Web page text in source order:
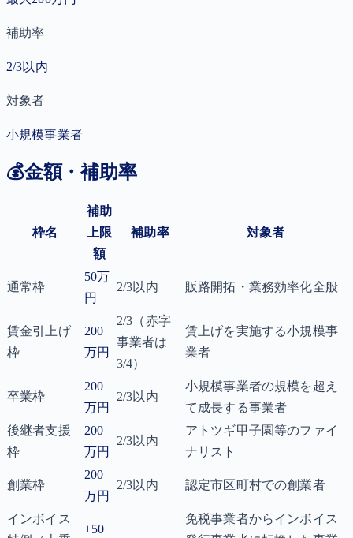
補助率
2/3以内
対象者
小規模事業者
💰金額・補助率
枠名
補助
上限
額
補助率 対象者
通常枠
50万
円
2/3以内 販路開拓・業務効率化全般
賃金引上げ
枠
200
万円
2/3（赤字
事業者は
3/4）
賃上げを実施する小規模事
業者
卒業枠
200
万円
2/3以内
小規模事業者の規模を超え
て成長する事業者
後継者支援
枠
200
万円
2/3以内
アトツギ甲子園等のファイ
ナリスト
創業枠
200
万円
2/3以内 認定市区町村での創業者
インボイス
+50
免税事業者からインボイス